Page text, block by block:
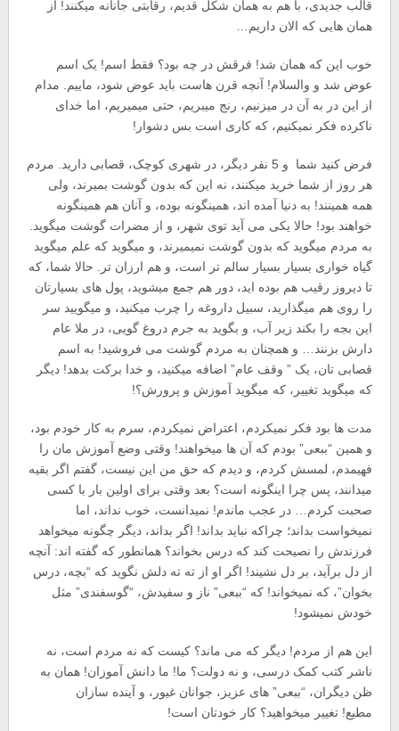
قالب جدیدی، با هم به همان شکل قدیم، رقابتی جانانه میکنند! از
همان هایی که الان داریم…
خوب این که همان شد! فرقش در چه بود؟ فقط اسم! یک اسم
عوض شد و والسلام! آنچه قرن هاست باید عوض شود، ماییم. مدام
از این در به آن در میزنیم، رنج میبریم، حتی میمیریم، اما خدای
ناکرده فکر نمیکنیم، که کاری است بس دشوار!
فرض کنید شما و 5 نفر دیگر، در شهری کوچک، قصابی دارید. مردم
هر روز از شما خرید میکنند، نه این که بدون گوشت بمیرند، ولی
همه همینند! به دنیا آمده اند، همینگونه بوده، و آنان هم همینگونه
خواهند بود! حالا یکی می آید توی شهر، و از مضرات گوشت میگوید.
به مردم میگوید که بدون گوشت نمیمیرند، و میگوید که علم میگوید
گیاه خواری بسیار بسیار سالم تر است، و هم ارزان تر. حالا شما، که
تا دیروز رقیب هم بوده اید، دور هم جمع میشوید، پول های بسیارتان
را روی هم میگذارید، سبیل داروغه را چرب میکنید، و میگویید سر
این بجه را بکند زیر آب، و بگوید به جرم دروغ گویی، در ملا عام
دارش بزنند… و همچنان به مردم گوشت می فروشید! به اسم
قصابی تان، یک ” وقف عام” اضافه میکنید، و خدا برکت بدهد! دیگر
که میگوید تغییر، که میگوید آموزش و پرورش؟!
مدت ها بود فکر نمیکردم، اعتراض نمیکردم، سرم به کار خودم بود،
و همین “ببعی” بودم که آن ها میخواهند! وقتی وضع آموزش مان را
فهیمدم، لمسش کردم، و دیدم که حق من این نیست، گفتم اگر بقیه
میدانند، پس چرا اینگونه است؟ بعد وقتی برای اولین بار با کسی
صحبت کردم… در عجب ماندم! نمیدانست، خوب نداند، اما
نمیخواست بداند؛ چراکه نباید بداند! اگر بداند، دیگر چگونه میخواهد
فرزندش را نصیحت کند که درس بخواند؟ همانطور که گفته اند: آنچه
از دل برآید، بر دل نشیند! اگر او از ته ته دلش نگوید که “بچه، درس
بخوان”، که نمیخواند! که “ببعی” ناز و سفیدش، “گوسفندی” مثل
خودش نمیشود!
این هم از مردم! دیگر که می ماند؟ کیست که نه مردم است، نه
ناشر کتب کمک درسی، و نه دولت؟ ما! ما دانش آموزان! همان به
ظن دیگران، “ببعی” های عزیز، جوانان غیور، و آینده سازان
مطیع! تغییر میخواهید؟ کار خودتان است!